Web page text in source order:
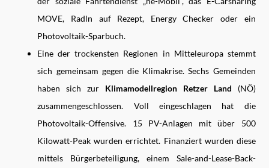
MOVE, Radln auf Rezept, Energy Checker oder ein
Photovoltaik-Sparbuch.
Eine der trockensten Regionen in Mitteleuropa stemmt
sich gemeinsam gegen die Klimakrise. Sechs Gemeinden
haben sich zur Klimamodellregion Retzer Land (NÖ)
zusammengeschlossen. Voll eingeschlagen hat die
Photovoltaik-Offensive. 15 PV-Anlagen mit über 500
Kilowatt-Peak wurden errichtet. Finanziert wurden diese
mittels Bürgerbeteiligung, einem Sale-and-Lease-Back-